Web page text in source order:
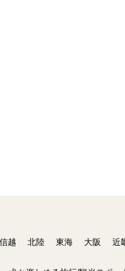
越 北陸 東海 大阪 近